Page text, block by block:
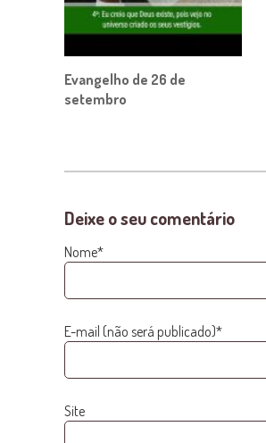
Evangelho de 26 de
setembro
Deixe o seu comentário
Nome*
E-mail (não será publicado)*
Site